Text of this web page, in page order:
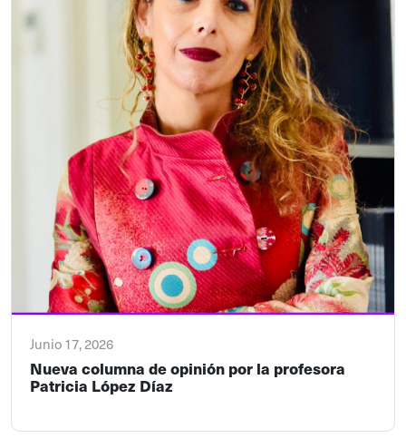
Junio 17, 2026
Nueva columna de opinión por la profesora
Patricia López Díaz